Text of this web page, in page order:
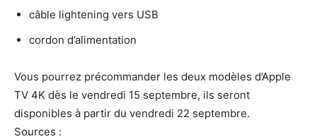
câble lightening vers USB
cordon d’alimentation
Vous pourrez précommander les deux modèles d’Apple
TV 4K dès le vendredi 15 septembre, ils seront
disponibles à partir du vendredi 22 septembre.
Sources :